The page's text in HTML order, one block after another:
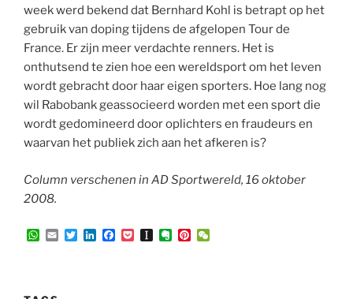
week werd bekend dat Bernhard Kohl is betrapt op het
gebruik van doping tijdens de afgelopen Tour de
France. Er zijn meer verdachte renners. Het is
onthutsend te zien hoe een wereldsport om het leven
wordt gebracht door haar eigen sporters. Hoe lang nog
wil Rabobank geassocieerd worden met een sport die
wordt gedomineerd door oplichters en fraudeurs en
waarvan het publiek zich aan het afkeren is?
Column verschenen in AD Sportwereld, 16 oktober
2008.
W
E
T
L
F
P
E
P